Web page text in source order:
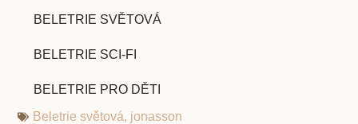
BELETRIE SVĚTOVÁ
BELETRIE SCI-FI
BELETRIE PRO DĚTI
Beletrie světová, jonasson